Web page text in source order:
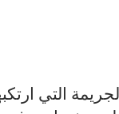
التي